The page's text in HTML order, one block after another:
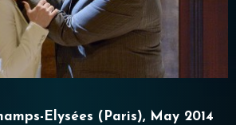
Elysées (Paris), May 2014